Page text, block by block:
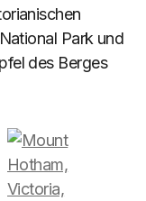
Park und
des Berges